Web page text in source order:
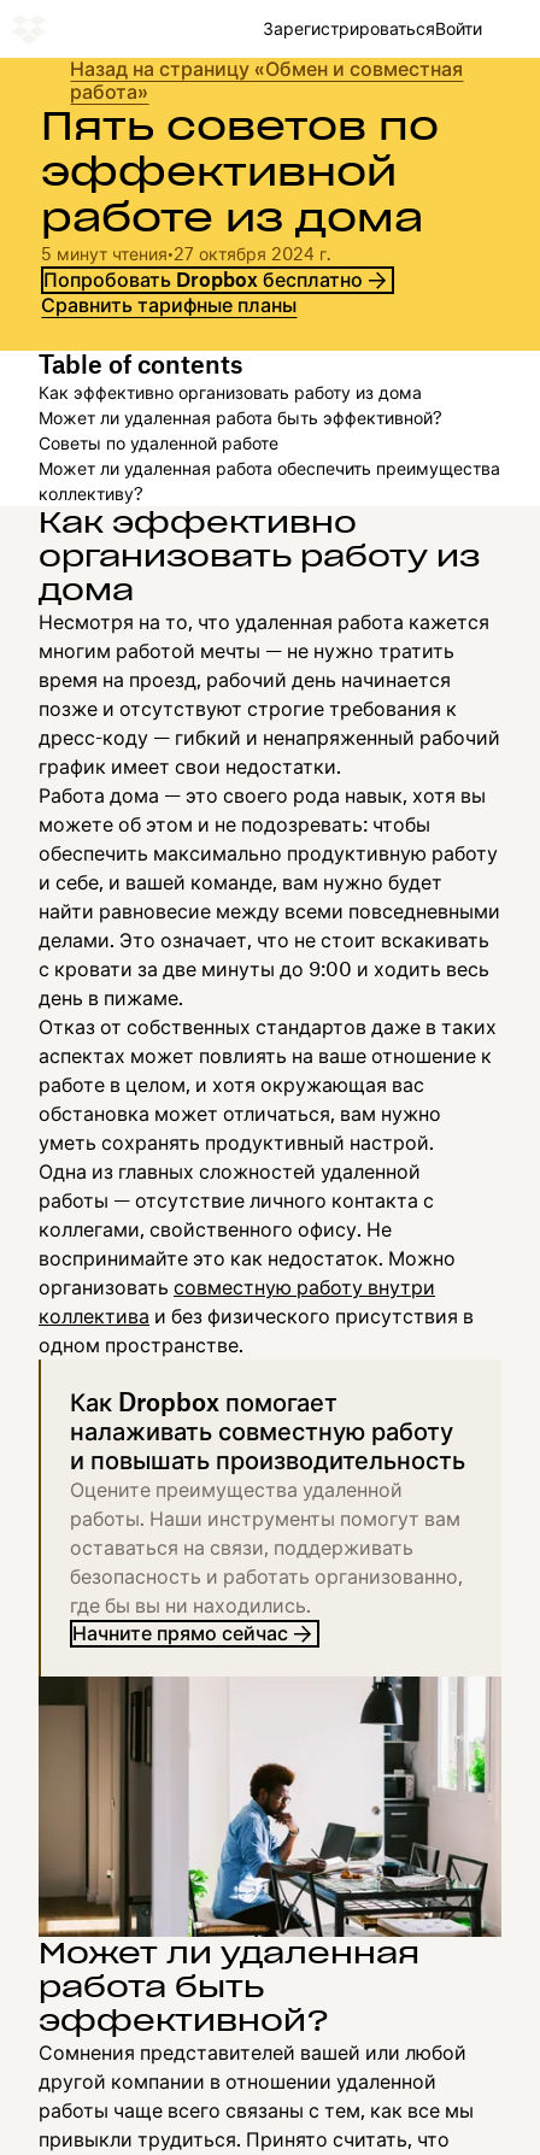
ЗарегистрироватьсяВойти
Назад на страницу «Обмен и совместная
работа»
Пять советов по
эффективной
работе из дома
5 минут чтения•27 октября 2024 г.
Попробовать Dropbox бесплатно
Сравнить тарифные планы
Table of contents
Как эффективно организовать работу из дома
Может ли удаленная работа быть эффективной?
Советы по удаленной работе
Может ли удаленная работа обеспечить преимущества
коллективу?
Как эффективно
организовать работу из
дома
Несмотря на то, что удаленная работа кажется
многим работой мечты — не нужно тратить
время на проезд, рабочий день начинается
позже и отсутствуют строгие требования к
дресс-коду — гибкий и ненапряженный рабочий
график имеет свои недостатки.
Работа дома — это своего рода навык, хотя вы
можете об этом и не подозревать: чтобы
обеспечить максимально продуктивную работу
и себе, и вашей команде, вам нужно будет
найти равновесие между всеми повседневными
делами. Это означает, что не стоит вскакивать
с кровати за две минуты до 9:00 и ходить весь
день в пижаме.
Отказ от собственных стандартов даже в таких
аспектах может повлиять на ваше отношение к
работе в целом, и хотя окружающая вас
обстановка может отличаться, вам нужно
уметь сохранять продуктивный настрой.
Одна из главных сложностей удаленной
работы — отсутствие личного контакта с
коллегами, свойственного офису. Не
воспринимайте это как недостаток. Можно
организовать совместную работу внутри
коллектива и без физического присутствия в
одном пространстве.
Как Dropbox помогает
налаживать совместную работу
и повышать производительность
Оцените преимущества удаленной
работы. Наши инструменты помогут вам
оставаться на связи, поддерживать
безопасность и работать организованно,
где бы вы ни находились.
Начните прямо сейчас
Может ли удаленная
работа быть
эффективной?
Сомнения представителей вашей или любой
другой компании в отношении удаленной
работы чаще всего связаны с тем, как все мы
привыкли трудиться. Принято считать, что